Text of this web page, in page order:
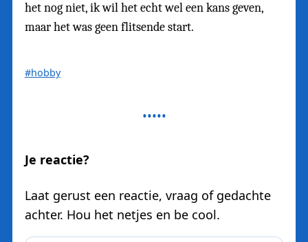
het nog niet, ik wil het echt wel een kans geven,
maar het was geen flitsende start.
#hobby
Je reactie?
Laat gerust een reactie, vraag of gedachte
achter. Hou het netjes en be cool.